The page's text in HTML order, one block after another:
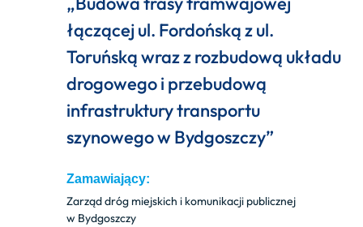
łączącej ul. Fordońską z ul.
Toruńską wraz z rozbudową układu
drogowego i przebudową
infrastruktury transportu
szynowego w Bydgoszczy”
Zamawiający:
Zarząd dróg miejskich i komunikacji publicznej
w Bydgoszczy